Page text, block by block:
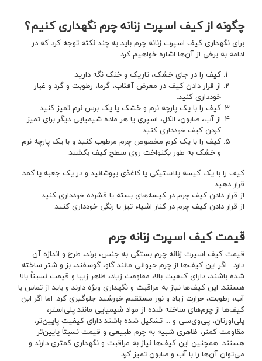
چگونه از کیف اسپرت زنانه چرم نگهداری کنیم؟
برای نگهداری کیف اسپرت زنانه چرم باید به چند نکته توجه کرد که در
ادامه به برخی از آن‌ها اشاره خواهیم کرد:
کیف را در جای خشک، تاریک و خنک نگه دارید.
از قرار دادن کیف در معرض آفتاب، گرما، رطوبت و گرد و غبار
خودداری کنید.
کیف را با یک پارچه نرم و خشک یا یک برس نرم تمیز کنید.
از آب، صابون، الکل، اسپری یا هر ماده شیمیایی دیگر برای تمیز
کردن کیف خودداری کنید.
کیف را با یک کرم مخصوص چرم مرطوب کنید و با یک پارچه نرم
و خشک به طور یکنواخت روی سطح کیف بکشید.
کیف را با یک کیسه پلاستیکی یا کاغذی بپوشانید و در یک جعبه یا کمد
قرار دهید.
از قرار دادن کیف چرم در کیسه‌های بسته یا فشرده خودداری کنید.
از قرار دادن کیف چرم در کنار اشیاء تیز یا رنگی خودداری کنید.
قیمت کیف اسپرت زنانه چرم
قیمت کیف اسپرت زنانه چرم بستگی به جنس، برند، طرح و اندازه آن
دارد. اگر این کیف‌ها از چرم حیوانی مانند گاو، گوسفند، بز و شتر ساخته
شده باشند، دارای کیفیت بالا، مقاومت زیاد، ظاهر زیبا و قیمت نسبتاً بالا
هستند. این کیف‌ها نیاز به مراقبت و نگهداری ویژه دارند و باید از تماس با
آب، رطوبت، حرارت زیاد و نور مستقیم خورشید جلوگیری کرد. اما اگر این
کیف‌ها از چرم‌های ساخته شده از مواد شیمیایی مانند پلی‌استر،
پلی‌اورتان، پی‌وی‌سی و ... تشکیل شده‌ باشند دارای کیفیت پایین‌تر،
مقاومت کمتر، ظاهری شبیه به چرم طبیعی و قیمت نسبتاً پایین‌تر
هستند. همچنین این کیف‌ها نیاز به مراقبت و نگهداری کمتری دارند و
می‌توان آن‌ها را با آب و صابون تمیز کرد.